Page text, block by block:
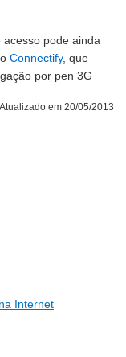
pode ainda
Connectify, que
por pen 3G
Atualizado em 20/05/2013
Internet